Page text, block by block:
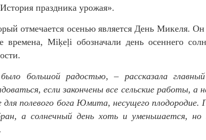
праздника урожая».
отмечается осенью является День Микеля.
Miķeļi обозначали день осеннего
большой радостью, – рассказала
если закончены все сельские работы,
полевого бога Юмита, несущего плодородие.
а солнечный день хоть и уменьшается,